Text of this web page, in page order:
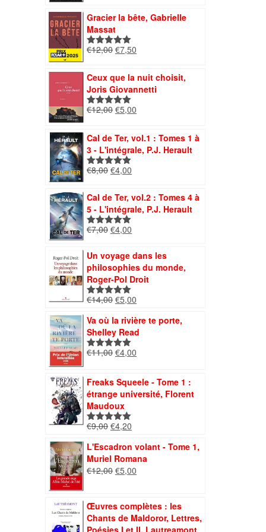
était :
€12,00.
est :
Gracier la bête, Gabrielle
Massat
Note5.00
€12,00 Le
initial
était :
€12,00.
€7,50
actuel
est :
€7,50.
Ceux que la nuit choisit,
Joris Giovannetti
Note5.00
€12,00 Le
initial
était :
€12,00.
€5,00
actuel
est :
€5,00.
Cal de Ter, vol.1 : Tomes 1 à
3 - L'intégrale, P.J. Herault
Note5.00
€8,00 Le
initial
était :
€8,00.
€4,00
actuel
est :
€4,00.
Cal de Ter, vol.2 : Tomes 4 à
5 - L'intégrale, P.J. Herault
Note5.00
€7,00 Le
initial
était :
€7,00.
€4,00
actuel
est :
€4,00.
Un voyage dans les
philosophies du monde,
Roger-Pol Droit
Note5.00
€14,00 Le
initial
était :
€14,00.
€5,00
actuel
est :
Va où la rivière te porte,
Shelley Read
Note5.00
€11,00 Le
était :
€11,00.
€4,00
est :
€4,00.
Freaks Squeele - Tome 1 :
étrange université, Florent
Maudoux
Note5.00
€9,00 Le
initial
était :
€9,00.
€4,20
actuel
est :
€4,20.
L'Escadron volant - Tome 1,
Muriel Romana
€12,00 Le
était :
€12,00.
€5,00
est :
€5,00.
Œuvres complètes : les
Chants de Maldoror, Lettres,